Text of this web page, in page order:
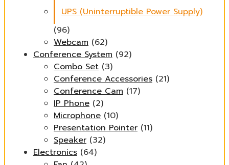
UPS (Uninterruptible Power Supply)
(96)
Webcam (62)
Conference System (92)
Combo Set (3)
Conference Accessories (21)
Conference Cam (17)
IP Phone (2)
Microphone (10)
Presentation Pointer (11)
Speaker (32)
Electronics (64)